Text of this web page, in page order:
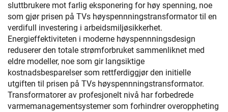
sluttbrukere mot farlig eksponering for høy spenning, noe
som gjør prisen på TVs høyspennningstransformator til en
verdifull investering i arbeidsmiljøsikkerhet.
Energieffektiviteten i moderne høyspennningsdesign
reduserer den totale strømforbruket sammenliknet med
eldre modeller, noe som gir langsiktige
kostnadsbesparelser som rettferdiggjør den initielle
utgiften til prisen på TVs høyspennningstransformator.
Transformatorer av profesjonelt nivå har forbedrede
varmemanagementsystemer som forhindrer overoppheting